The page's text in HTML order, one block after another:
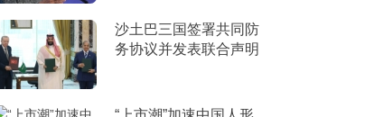
沙土巴三国签署共同防
务协议并发表联合声明